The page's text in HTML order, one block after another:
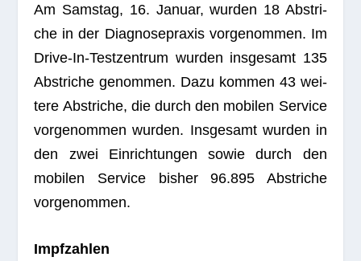
Am Sams­tag, 16. Januar, wur­den 18 Abstri­
che in der Dia­gno­se­pra­xis vor­ge­nom­men. Im
Drive-In-Test­zen­trum wur­den ins­ge­samt 135
Abstri­che genom­men. Dazu kom­men 43 wei­
tere Abstri­che, die durch den mobi­len Ser­vice
vor­ge­nom­men wur­den. Ins­ge­samt wur­den in
den zwei Ein­rich­tun­gen sowie durch den
mobi­len Ser­vice bis­her 96.895 Abstri­che
vorgenommen.
Impf­zah­len